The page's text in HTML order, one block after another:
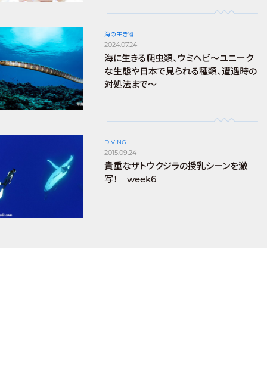
海の生き物
2024.07.24
海に生きる爬虫類、ウミヘビ～ユニーク
な生態や日本で見られる種類、遭遇時の
対処法まで～
DIVING
2015.09.24
貴重なザトウクジラの授乳シーンを激
写！ week6